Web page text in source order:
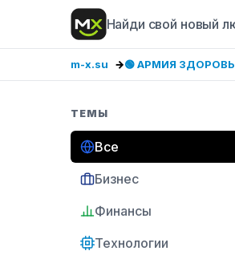
Найди свой новый
m-x.su 🟢 АРМИЯ
ТЕМЫ
Все
Бизнес
Финансы
Технологии